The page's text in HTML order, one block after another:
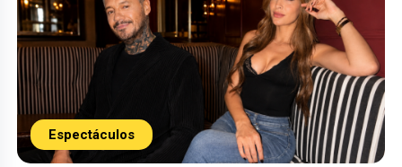
Espectáculos